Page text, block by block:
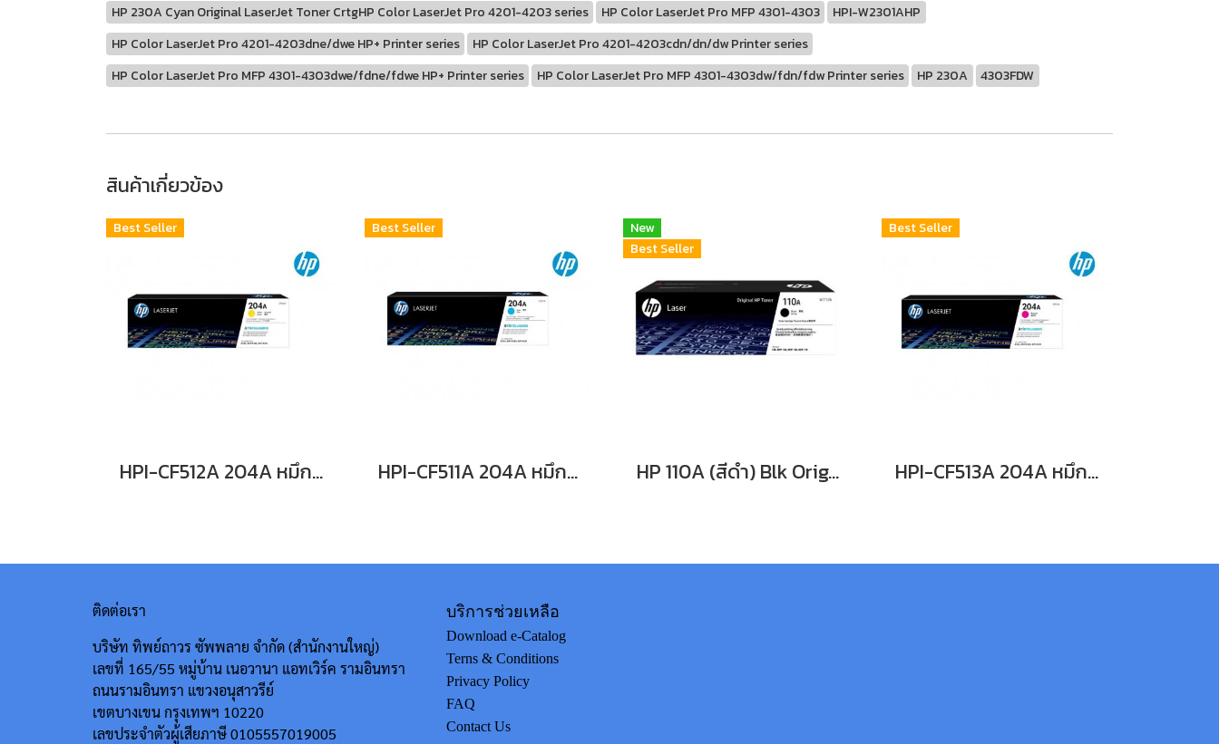
HP 230A Cyan Original LaserJet Toner CrtgHP Color LaserJet Pro 4201-4203 series HP Color LaserJet Pro MFP 4301-4303
HPI-W2301AHP
HP Color LaserJet Pro 4201-4203dne/dwe HP+ Printer series
HP Color LaserJet Pro 4201-4203cdn/dn/dw Printer series
HP Color LaserJet Pro MFP 4301-4303dwe/fdne/fdwe HP+ Printer series
HP Color LaserJet Pro MFP 4301-4303dw/fdn/fdw Printer series HP 230A 4303FDW
สินค้าเกี่ยวข้อง
Best Seller
HPI-CF512A 204A หมึกพิมพ์เลเซอร์โทนเนอร์สีเหลือง รับประกันศูนย์บริการของแท้แน่นอน
Best Seller
HPI-CF511A 204A หมึกพิมพ์เลเซอร์โทนเนอร์สีฟ้า รับประกันศูนย์บริการของแท้แน่นอน
New
Best Seller
HP 110A (สีดำ) Blk Original Laser Toner Crtg หมึกพิมพ์เลเซอร์เอชพี รับประกันศูนย์บริการของแท้แน่นอน
Best Seller
HPI-CF513A 204A หมึกพิมพ์เลเซอร์โทนเนอร์สีแดง รับประกันศูนย์บริการของแท้แน่นอน
ติดต่อเรา
บริษัท ทิพย์ถาวร ซัพพลาย จำกัด (สำนักงานใหญ่)
เลขที่ 165/55 หมู่บ้าน เนอวานา แอทเวิร์ค รามอินทรา
ถนนรามอินทรา แขวงอนุสาวรีย์
เขตบางเขน กรุงเทพฯ 10220
เลขประจำตัวผู้เสียภาษี 0105557019005
บริการช่วยเหลือ
Download e-Catalog
Terns & Conditions
Privacy Policy
FAQ
Contact Us